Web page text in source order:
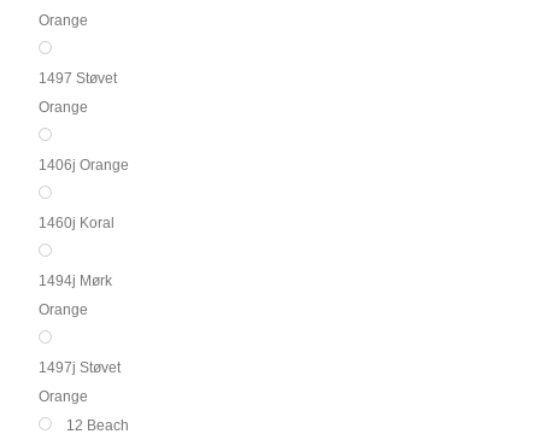
Orange
1497 Støvet
Orange
1406j Orange
1460j Koral
1494j Mørk
Orange
1497j Støvet
Orange
12 Beach